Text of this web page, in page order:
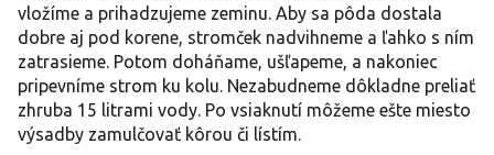
vložíme a prihadzujeme zeminu. Aby sa pôda dostala
dobre aj pod korene, stromček nadvihneme a ľahko s ním
zatrasieme. Potom doháňame, ušľapeme, a nakoniec
pripevníme strom ku kolu. Nezabudneme dôkladne preliať
zhruba 15 litrami vody. Po vsiaknutí môžeme ešte miesto
výsadby zamulčovať kôrou či lístím.